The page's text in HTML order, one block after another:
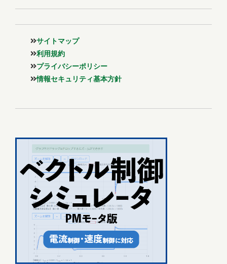
サイトマップ
利用規約
プライバシーポリシー
情報セキュリティ基本方針